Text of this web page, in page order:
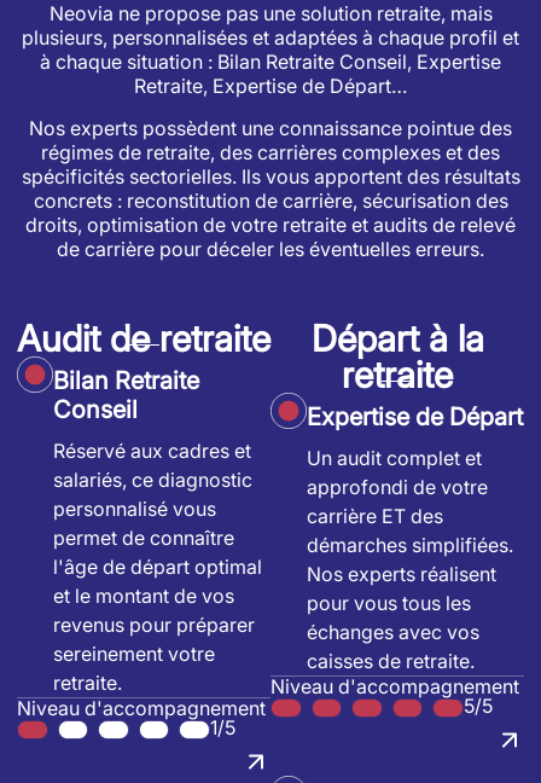
Neovia ne propose pas une solution retraite, mais
plusieurs, personnalisées et adaptées à chaque profil et
à chaque situation : Bilan Retraite Conseil, Expertise
Retraite, Expertise de Départ…
Nos experts possèdent une connaissance pointue des
régimes de retraite, des carrières complexes et des
spécificités sectorielles. Ils vous apportent des résultats
concrets : reconstitution de carrière, sécurisation des
droits, optimisation de votre retraite et audits de relevé
de carrière pour déceler les éventuelles erreurs.
Audit de retraite
Bilan Retraite
Conseil
Réservé aux cadres et
salariés, ce diagnostic
personnalisé vous
permet de connaître
l'âge de départ optimal
et le montant de vos
revenus pour préparer
sereinement votre
retraite.
Niveau d'accompagnement
1/5
Départ à la
retraite
Expertise de Départ
Un audit complet et
approfondi de votre
carrière ET des
démarches simplifiées.
Nos experts réalisent
pour vous tous les
échanges avec vos
caisses de retraite.
Niveau d'accompagnement
5/5